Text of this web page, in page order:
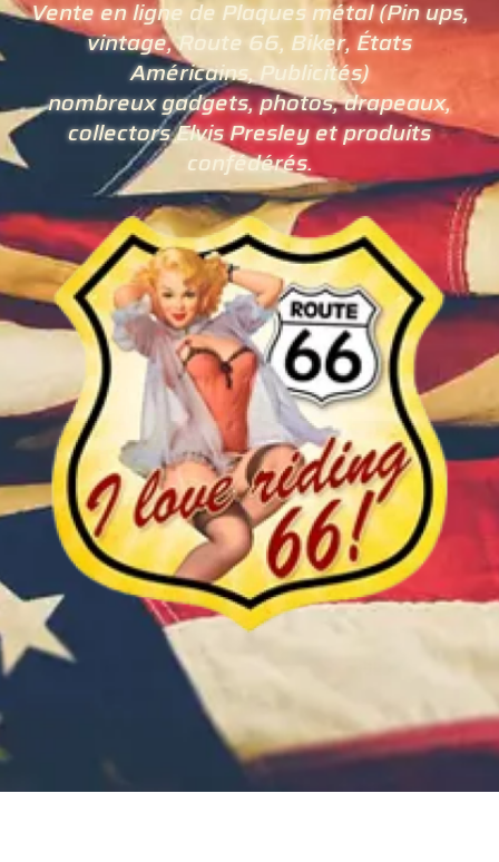
Vente en ligne de Plaques métal (Pin ups,
vintage, Route 66, Biker, États
Américains, Publicités)
nombreux gadgets, photos, drapeaux,
collectors Elvis Presley et produits
confédérés.